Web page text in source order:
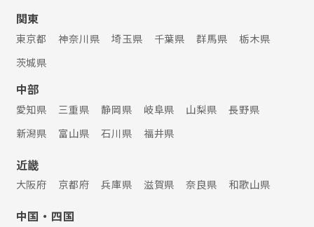
関東
東京都 神奈川県 埼玉県 千葉県 群馬県
栃木県
茨城県
中部
愛知県 三重県 静岡県 岐阜県 山梨県
長野県
新潟県
富山県 石川県 福井県
近畿
大阪府 京都府 兵庫県 滋賀県 奈良県 和歌山県
中国・四国